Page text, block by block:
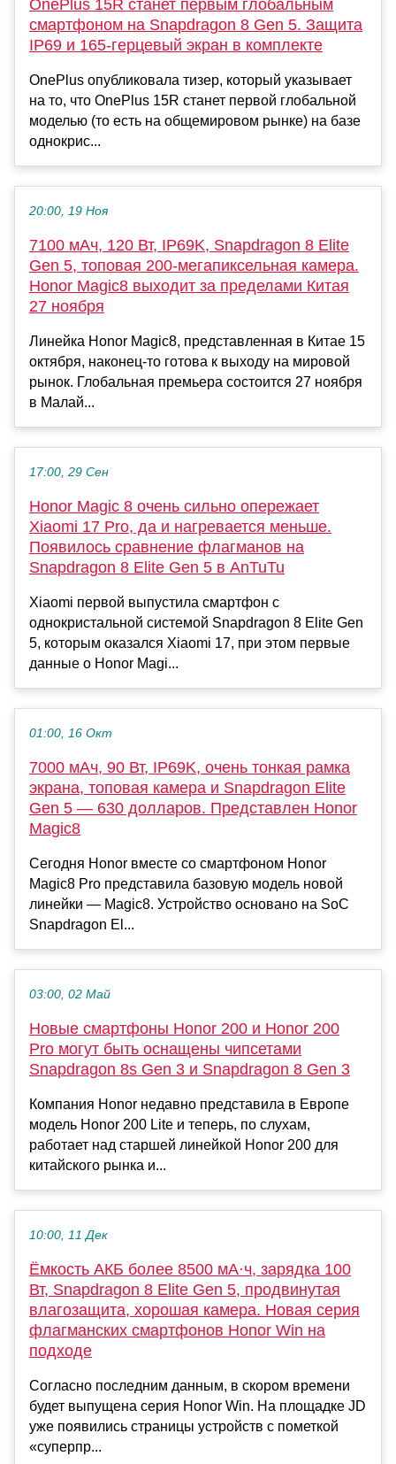
OnePlus 15R станет первым глобальным
смартфоном на Snapdragon 8 Gen 5. Защита
IP69 и 165-герцевый экран в комплекте
OnePlus опубликовала тизер, который указывает
на то, что OnePlus 15R станет первой глобальной
моделью (то есть на общемировом рынке) на базе
однокрис...
20:00, 19 Ноя
7100 мАч, 120 Вт, IP69K, Snapdragon 8 Elite
Gen 5, топовая 200-мегапиксельная камера.
Honor Magic8 выходит за пределами Китая
27 ноября
Линейка Honor Magic8, представленная в Китае 15
октября, наконец-то готова к выходу на мировой
рынок. Глобальная премьера состоится 27 ноября
в Малай...
17:00, 29 Сен
Honor Magic 8 очень сильно опережает
Xiaomi 17 Pro, да и нагревается меньше.
Появилось сравнение флагманов на
Snapdragon 8 Elite Gen 5 в AnTuTu
Xiaomi первой выпустила смартфон с
однокристальной системой Snapdragon 8 Elite Gen
5, которым оказался Xiaomi 17, при этом первые
данные о Honor Magi...
01:00, 16 Окт
7000 мАч, 90 Вт, IP69K, очень тонкая рамка
экрана, топовая камера и Snapdragon Elite
Gen 5 — 630 долларов. Представлен Honor
Magic8
Сегодня Honor вместе со смартфоном Honor
Magic8 Pro представила базовую модель новой
линейки — Magic8. Устройство основано на SoC
Snapdragon El...
03:00, 02 Май
Новые смартфоны Honor 200 и Honor 200
Pro могут быть оснащены чипсетами
Snapdragon 8s Gen 3 и Snapdragon 8 Gen 3
Компания Honor недавно представила в Европе
модель Honor 200 Lite и теперь, по слухам,
работает над старшей линейкой Honor 200 для
китайского рынка и...
10:00, 11 Дек
Ёмкость АКБ более 8500 мА·ч, зарядка 100
Вт, Snapdragon 8 Elite Gen 5, продвинутая
влагозащита, хорошая камера. Новая серия
флагманских смартфонов Honor Win на
подходе
Согласно последним данным, в скором времени
будет выпущена серия Honor Win. На площадке JD
уже появились страницы устройств с пометкой
«суперпр...